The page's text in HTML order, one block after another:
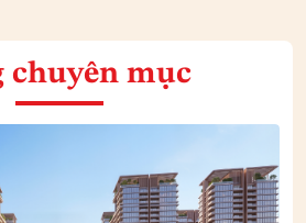
chuyên mục